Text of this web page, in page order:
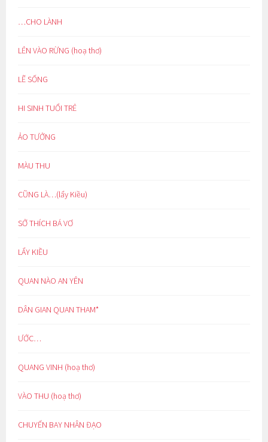
…CHO LÀNH
LẺN VÀO RỪNG (hoạ thơ)
LẼ SỐNG
HI SINH TUỔI TRẺ
ẢO TƯỞNG
MÀU THU
CŨNG LÀ…(lẩy Kiều)
SỞ THÍCH BÁ VƠ
LẨY KIỀU
QUAN NÀO AN YÊN
DÂN GIAN QUAN THAM*
ƯỚC…
QUANG VINH (hoạ thơ)
VÀO THU (hoạ thơ)
CHUYẾN BAY NHÂN ĐẠO